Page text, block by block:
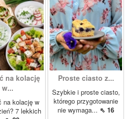
na kolację
w...
na kolację w
7 lekkich
Proste ciasto z...
Szybkie i proste ciasto,
którego przygotowanie
nie wymaga... ⇖ 16